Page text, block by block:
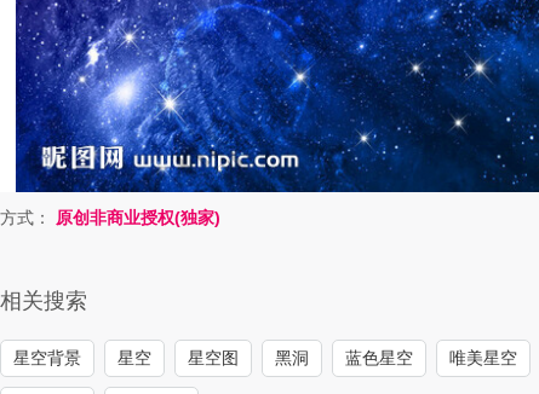
方式： 原创非商业授权(独家)
相关搜索
星空背景 星空 星空图 黑洞 蓝色星空 唯美星空